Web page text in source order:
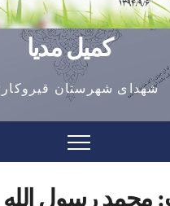
کمیل مدیا
شهدای شهرستان
محمد رسول الله